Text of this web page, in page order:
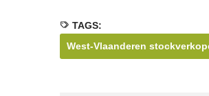
TAGS:
West-Vlaanderen